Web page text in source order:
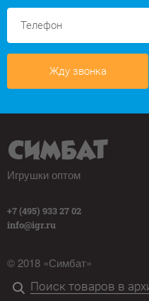
Жду звонка
Игрушки оптом
+7 (495) 933 27 02
info@igr.ru
© 2018 «Симбат»